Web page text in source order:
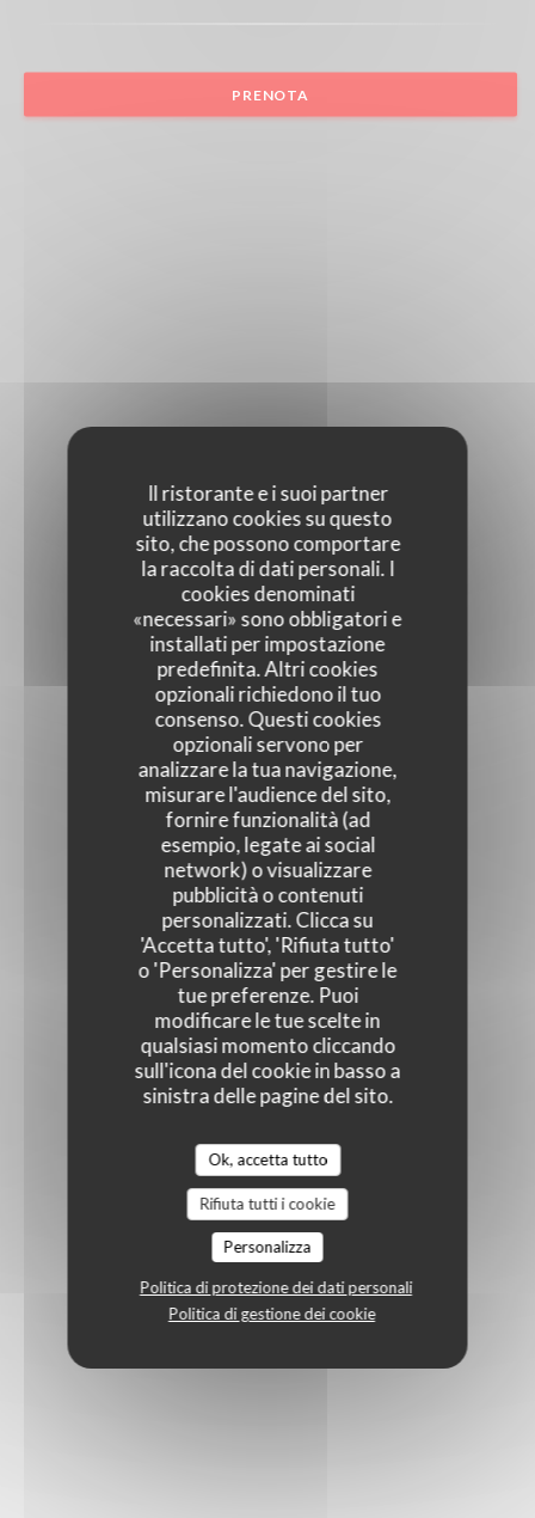
Il ristorante e i suoi partner
utilizzano cookies su questo
sito, che possono comportare
la raccolta di dati personali. I
cookies denominati
«necessari» sono obbligatori e
installati per impostazione
predefinita. Altri cookies
opzionali richiedono il tuo
consenso. Questi cookies
opzionali servono per
analizzare la tua navigazione,
misurare l'audience del sito,
fornire funzionalità (ad
esempio, legate ai social
network) o visualizzare
pubblicità o contenuti
personalizzati. Clicca su
'Accetta tutto', 'Rifiuta tutto'
o 'Personalizza' per gestire le
tue preferenze. Puoi
modificare le tue scelte in
qualsiasi momento cliccando
sull'icona del cookie in basso a
sinistra delle pagine del sito.
Ok, accetta tutto
Rifiuta tutti i cookie
Personalizza
Politica di protezione dei dati personali
Politica di gestione dei cookie
PRENOTA